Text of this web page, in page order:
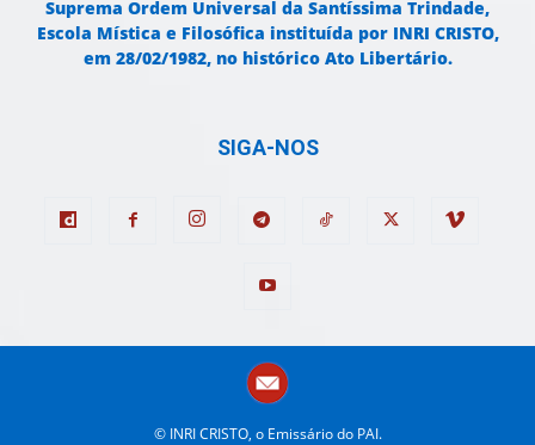
Suprema Ordem Universal da Santíssima Trindade,
Escola Mística e Filosófica instituída por INRI CRISTO,
em 28/02/1982, no histórico Ato Libertário.
SIGA-NOS
© INRI CRISTO, o Emissário do PAI.